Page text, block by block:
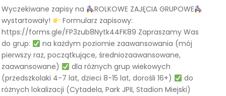
Wyczekiwane zapisy na
ROLKOWE ZAJĘCIA GRUPOWE
wystartowały!
Formularz zapisowy:
https://forms.gle/FP3zub8Nytk44FK89 Zapraszamy Was
do grup:
na każdym poziomie zaawansowania (mój
pierwszy raz, początkujące, średniozaawansowane,
zaawansowane)
dla różnych grup wiekowych
(przedszkolaki 4-7 lat, dzieci 8-15 lat, dorośli 16+)
do
różnych lokalizacji (Cytadela, Park JPII, Stadion Miejski)